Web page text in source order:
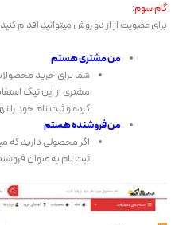
گام سوم:
برای عضویت از از دو روش میتوانید اقدام
من مشتری هستم
شما برای خرید
مشتری از این تیک
کرده و ثبت نام خود را
من فروشنده هستم
اگر محصولی دارید که
ثبت نام به عنوان